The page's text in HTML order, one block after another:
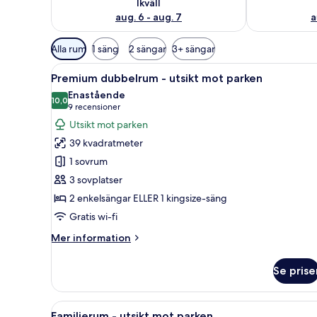
Ikväll
aug. 6 - aug. 7
Tillgängliga
filter
för
rum
Alla rum 1 säng 2 sängar 3+ sängar
Öppna
alla
foton
för
Premium
dubbelrum
-
utsikt
mot
parken
Ett modernt hotellrum med
13
Premium dubbelrum - utsikt mot parken
10,010,0 av 10
Enastående
9 recensioner
(9 recensioner)
Utsikt mot parken
39 kvadratmeter
1 sovrum
3 sovplatser
2 enkelsängar ELLER 1 kingsize-säng
Gratis wi-fi
Mer information
Mer
dubbelrum
utsikt
Se
Öppna
Ett modernt hotellrum med
13